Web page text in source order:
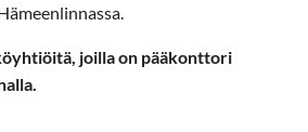
joilla on pääkonttori